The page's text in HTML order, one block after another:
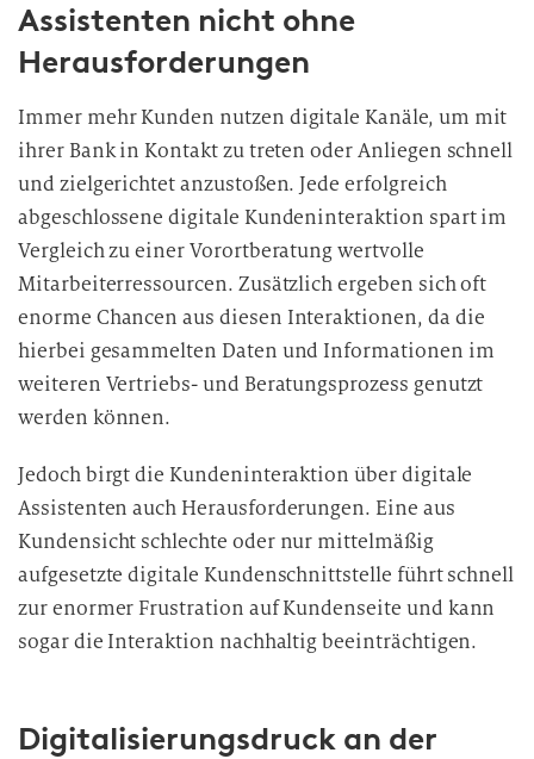
Assistenten nicht ohne
Herausforderungen
Immer mehr Kunden nutzen digitale Kanäle, um mit
ihrer Bank in Kontakt zu treten oder Anliegen schnell
und zielgerichtet anzustoßen. Jede erfolgreich
abgeschlossene digitale Kundeninteraktion spart im
Vergleich zu einer Vorortberatung wertvolle
Mitarbeiterressourcen. Zusätzlich ergeben sich oft
enorme Chancen aus diesen Interaktionen, da die
hierbei gesammelten Daten und Informationen im
weiteren Vertriebs- und Beratungsprozess genutzt
werden können.
Jedoch birgt die Kundeninteraktion über digitale
Assistenten auch Herausforderungen. Eine aus
Kundensicht schlechte oder nur mittelmäßig
aufgesetzte digitale Kundenschnittstelle führt schnell
zur enormer Frustration auf Kundenseite und kann
sogar die Interaktion nachhaltig beeinträchtigen.
Digitalisierungsdruck an der